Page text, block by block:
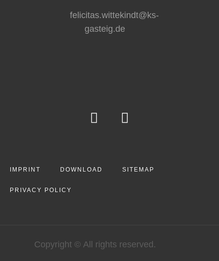
felicitas.wittekindt@ks-
gasteig.de
IMPRINT DOWNLOAD SITEMAP
PRIVACY POLICY
Copyright © All rights reserved.